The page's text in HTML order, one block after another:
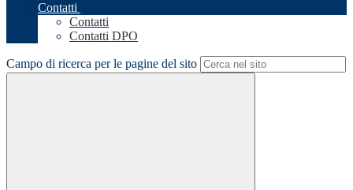
Contatti
Contatti
Contatti DPO
Campo di ricerca per le pagine del sito